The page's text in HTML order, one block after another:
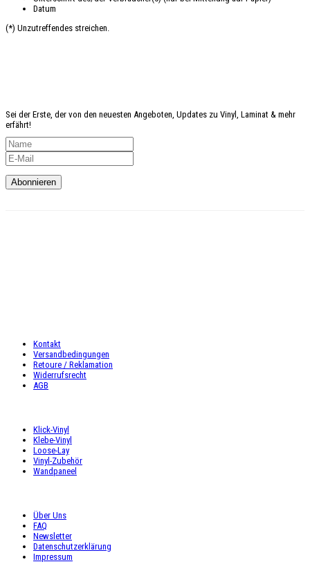
Datum
(*) Unzutreffendes streichen.
Sei der Erste, der von den neuesten Angeboten, Updates zu Vinyl, Laminat & mehr
erfährt!
Kontakt
Versandbedingungen
Retoure / Reklamation
Widerrufsrecht
AGB
Klick-Vinyl
Klebe-Vinyl
Loose-Lay
Vinyl-Zubehör
Wandpaneel
Über Uns
FAQ
Newsletter
Datenschutzerklärung
Impressum